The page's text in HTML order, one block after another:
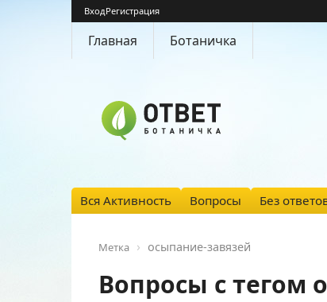
ВходРегистрация
Главная Ботаничка
Вся Активность Вопросы Без
Метка осыпание-завязей
Вопросы с тегом